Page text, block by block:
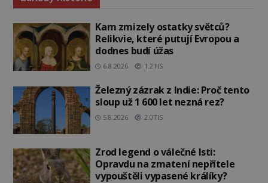
Kam zmizely ostatky světců?
Relikvie, které putují Evropou a
dodnes budí úžas
6.8.2026 1.2TIS
Železný zázrak z Indie: Proč tento
sloup už 1 600 let nezná rez?
5.8.2026 2.0TIS
Zrod legend o válečné lsti:
Opravdu na zmatení nepřítele
vypouštěli vypasené králíky?